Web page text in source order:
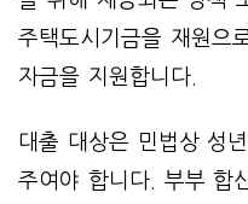
주택도시기금을 재원으
자금을 지원합니다.
대출 대상은 민법상 성
주여야 합니다. 부부 합